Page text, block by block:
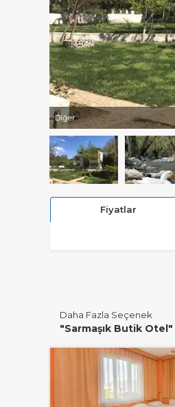
Diğer
Fiyatlar
Daha Fazla Seçenek
"Sarmaşık Butik Otel"